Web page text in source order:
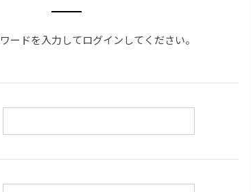
ードを入力してログインしてください。